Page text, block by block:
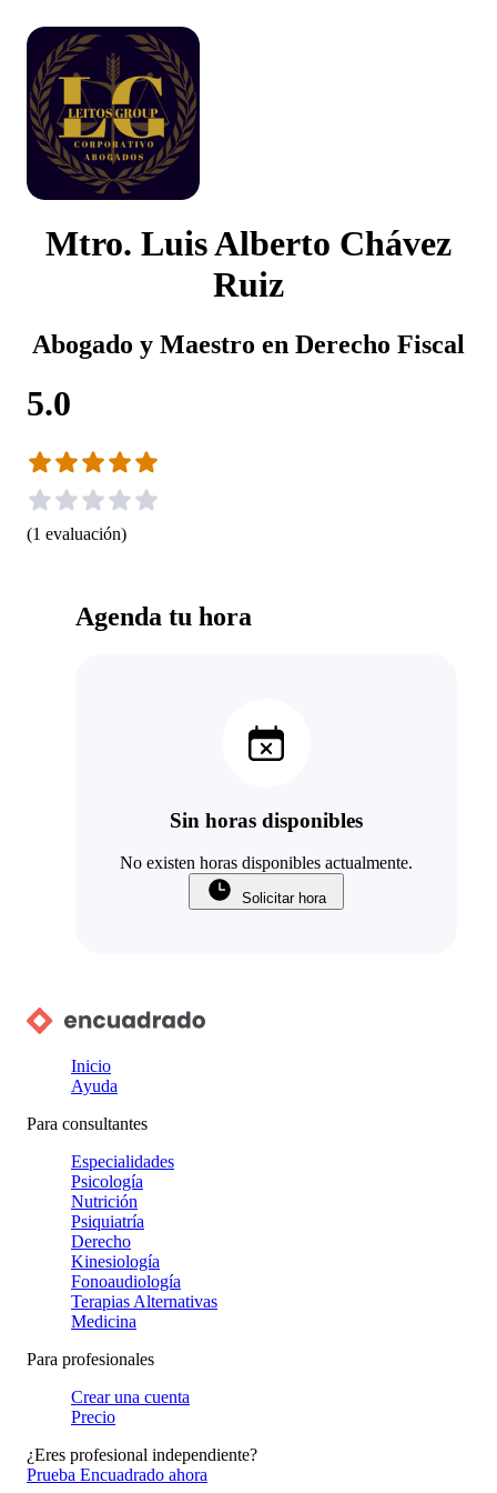
Mtro. Luis Alberto Chávez
Ruiz
Abogado y Maestro en Derecho Fiscal
5.0
(1 evaluación)
Agenda tu hora
Sin horas disponibles
No existen horas disponibles actualmente.
Solicitar hora
Inicio
Ayuda
Para consultantes
Especialidades
Psicología
Nutrición
Psiquiatría
Derecho
Kinesiología
Fonoaudiología
Terapias Alternativas
Medicina
Para profesionales
Crear una cuenta
Precio
¿Eres profesional independiente?
Prueba Encuadrado ahora